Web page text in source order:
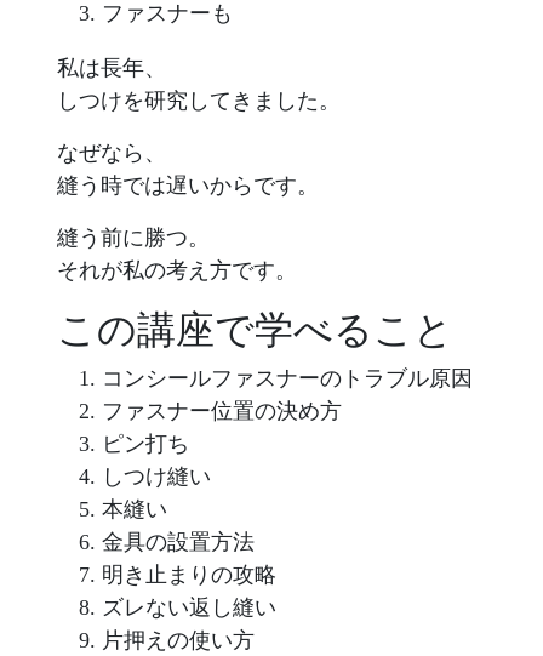
ファスナーも
私は長年、
しつけを研究してきました。
なぜなら、
縫う時では遅いからです。
縫う前に勝つ。
それが私の考え方です。
この講座で学べること
コンシールファスナーのトラブル原因
ファスナー位置の決め方
ピン打ち
しつけ縫い
本縫い
金具の設置方法
明き止まりの攻略
ズレない返し縫い
片押えの使い方